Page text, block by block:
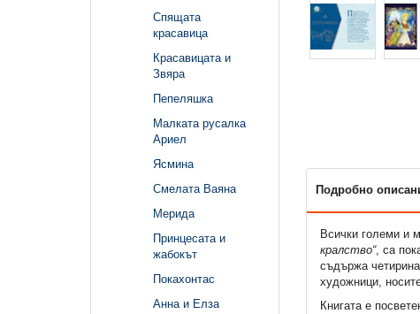
Спящата
красавица
Красавицата и
Звяра
Пепеляшка
Малката русалка
Ариел
Ясмина
Смелата Ваяна
Мерида
Принцесата и
жабокът
Покахонтас
Анна и Елза
Подробно
Всички големи и
кралство“, са
съдържа
художници,
Книгата е